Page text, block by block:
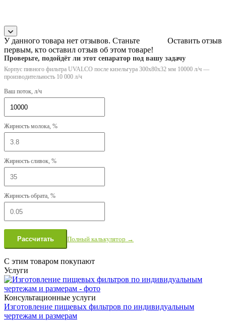
Оставить отзыв
У данного товара нет отзывов. Станьте
первым, кто оставил отзыв об этом товаре!
Проверьте, подойдёт ли этот сепаратор под вашу задачу
Корпус пивного фильтра UVALCO после кизельгура 300x80x32 мм 10000 л/ч —
производительность 10 000 л/ч
Ваш поток, л/ч
Жирность молока, %
Жирность сливок, %
Жирность обрата, %
Рассчитать Полный калькулятор →
С этим товаром покупают
Услуги
Консультационные услуги
Изготовление пищевых фильтров по индивидуальным
чертежам и размерам